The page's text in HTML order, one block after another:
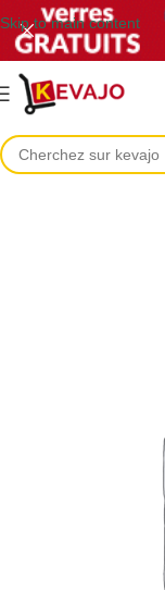
Skip to main content
Accueil Lunettes de vue